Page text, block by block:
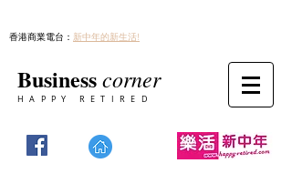
香港商業電台： 新中年的新生活!
Businesscorner
HAPPY RETIRED